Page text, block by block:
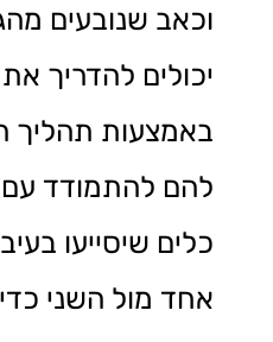
וכאב שנובעים
יכולים להדריך
באמצעות תהליך
להם להתמודד
כלים שיסייעו
אחד מול השני